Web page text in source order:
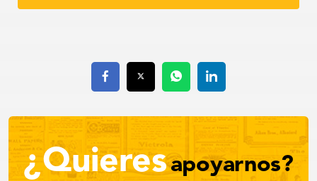
¿Quieresapoyarnos?